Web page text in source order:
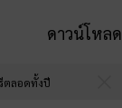
ตลอดทั้งปี
ดาวน์โหลด